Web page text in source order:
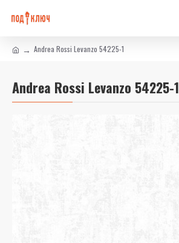
Andrea Rossi Levanzo 54225-1
Andrea Rossi Levanzo 54225-1